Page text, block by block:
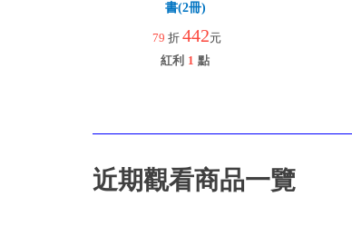
書(2冊)
79 折 442元
紅利 1 點
近期觀看商品一覽